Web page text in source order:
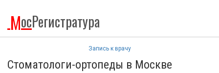
МосРегистратура
Запись к врачу
Стоматологи-ортопеды в Москве